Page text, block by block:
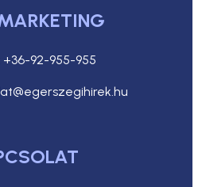
+36-92-955-955